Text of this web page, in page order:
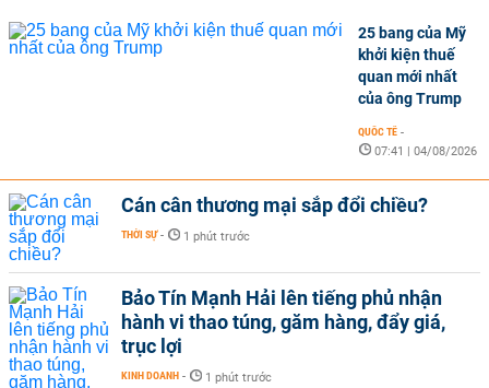
25 bang của Mỹ
khởi kiện thuế
quan mới nhất
của ông Trump
QUỐC TẾ -
07:41 | 04/08/2026
Cán cân thương mại sắp đổi chiều?
THỜI SỰ - 1 phút trước
Bảo Tín Mạnh Hải lên tiếng phủ nhận
hành vi thao túng, găm hàng, đẩy giá,
trục lợi
KINH DOANH - 1 phút trước